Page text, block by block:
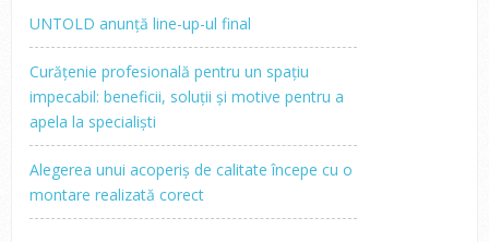
UNTOLD anunță line-up-ul final
Curățenie profesională pentru un spațiu
impecabil: beneficii, soluții și motive pentru a
apela la specialiști
Alegerea unui acoperiș de calitate începe cu o
montare realizată corect